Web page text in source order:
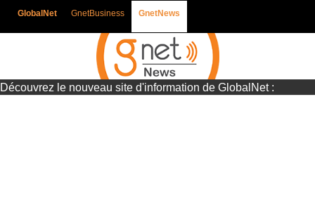
GlobalNet GnetBusiness GnetNews
Découvrez le nouveau site d'information de GlobalNet :